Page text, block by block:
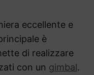
eccellente e
è
di realizzare
con un gimbal.